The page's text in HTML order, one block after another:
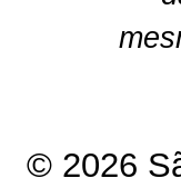
© 2026